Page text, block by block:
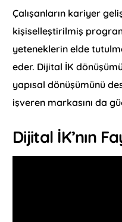
Çalışanların kariyer
kişiselleştirilmiş
yeteneklerin elde
eder. Dijital İK
yapısal dönüşümünü
işveren markasını da
Dijital İK’nın